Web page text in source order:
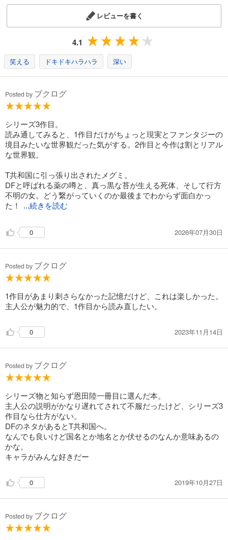
レビューを書く
4.1
笑える ドキドキハラハラ 深い
Posted by ブクログ
シリーズ3作目。
読み通してみると、1作目だけがちょっと現実とファンタジーの
境目みたいな世界観だった気がする。2作目と今作は割とリアル
な世界観。
T共和国に引っ張り出されたメグミ。
DFと呼ばれる薬の噂と、真っ黒な苔が生える死体、そして行方
不明の女。どう繋がっていくのか最後までわからず面白かっ
た！
...続きを読む
0 2026年07月30日
Posted by ブクログ
1作目があまり刺さらなかった記憶だけど、これは楽しかった。
主人公が魅力的で、1作目から読み直したい。
0 2023年11月14日
Posted by ブクログ
シリーズ物と知らず恩田陸一冊目に選んだ本。
主人公の説明がかなり遅れてされて不服だったけど、シリーズ3
作目なら仕方がない。
DFのネタがあるとT共和国へ。
なんでも良いけど国名とか地名とか伏せるのなんか意味あるの
かな。
キャラがみんな好きだー
0 2019年10月27日
Posted by ブクログ